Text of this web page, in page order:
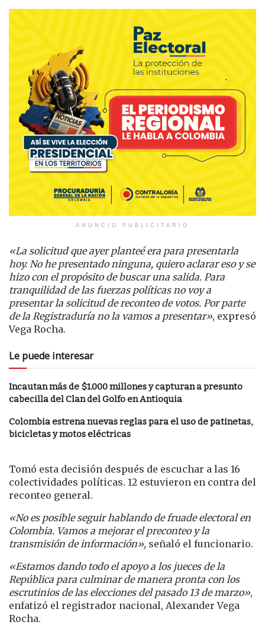
ANUNCIO PUBLICITARIO
«La solicitud que ayer planteé era para presentarla
hoy. No he presentado ninguna, quiero aclarar eso y se
hizo con el propósito de buscar una salida. Para
tranquilidad de las fuerzas políticas no voy a
presentar la solicitud de reconteo de votos. Por parte
de la Registraduría no la vamos a presentar», expresó
Vega Rocha.
Le puede interesar
Incautan más de $1.000 millones y capturan a presunto
cabecilla del Clan del Golfo en Antioquia
Colombia estrena nuevas reglas para el uso de patinetas,
bicicletas y motos eléctricas
Tomó esta decisión después de escuchar a las 16
colectividades políticas. 12 estuvieron en contra del
reconteo general.
«No es posible seguir hablando de fruade electoral en
Colombia. Vamos a mejorar el preconteo y la
transmisión de información», señaló el funcionario.
«Estamos dando todo el apoyo a los jueces de la
República para culminar de manera pronta con los
escrutinios de las elecciones del pasado 13 de marzo»,
enfatizó el registrador nacional, Alexander Vega
Rocha.